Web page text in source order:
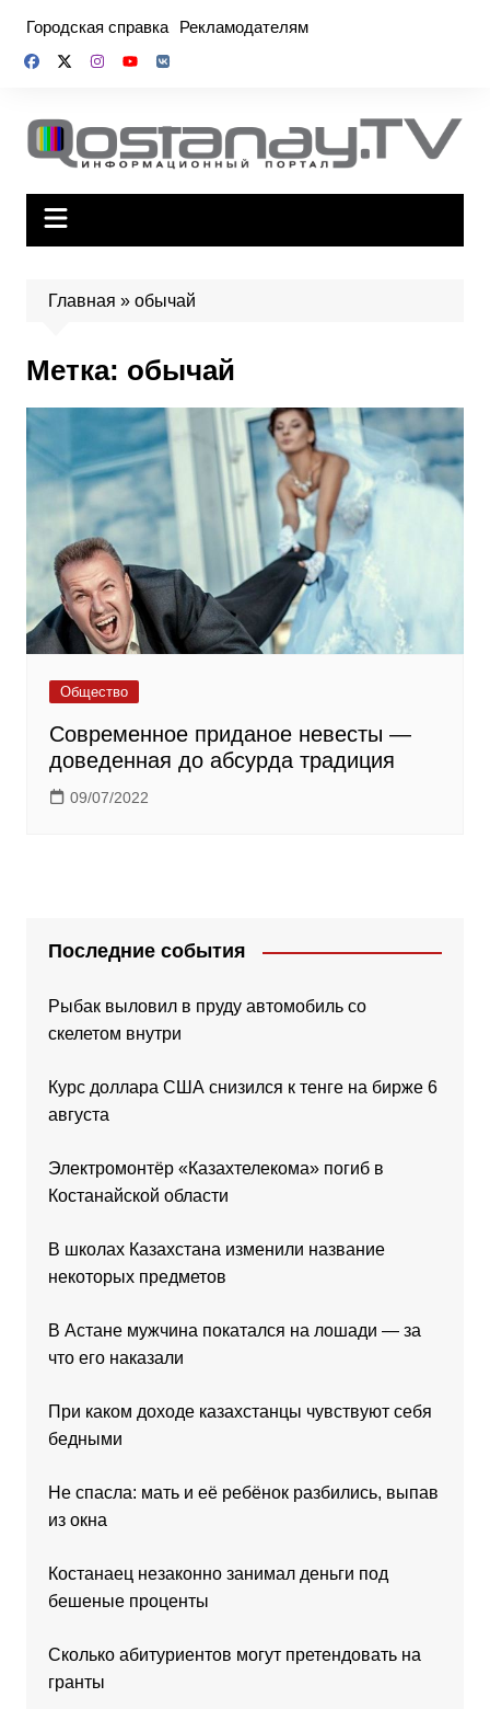
содержимому
Городская справка Рекламодателям
Главная » обычай
Метка: обычай
Общество
Современное приданое невесты —
доведенная до абсурда традиция
09/07/2022
Последние события
Рыбак выловил в пруду автомобиль со
скелетом внутри
Курс доллара США снизился к тенге на бирже 6
августа
Электромонтёр «Казахтелекома» погиб в
Костанайской области
В школах Казахстана изменили название
некоторых предметов
В Астане мужчина покатался на лошади — за
что его наказали
При каком доходе казахстанцы чувствуют себя
бедными
Не спасла: мать и её ребёнок разбились, выпав
из окна
Костанаец незаконно занимал деньги под
бешеные проценты
Сколько абитуриентов могут претендовать на
гранты